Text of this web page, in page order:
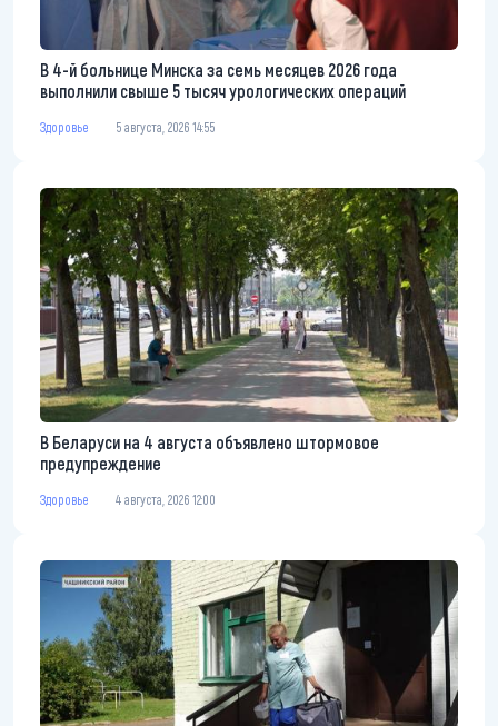
В 4-й больнице Минска за семь месяцев 2026 года
выполнили свыше 5 тысяч урологических операций
Здоровье 5 августа, 2026 14:55
В Беларуси на 4 августа объявлено штормовое
предупреждение
Здоровье 4 августа, 2026 12:00